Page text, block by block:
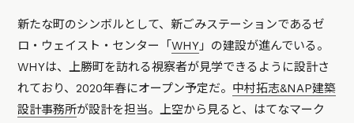
新たな町のシンボルとして、新ごみステーションであるゼ
ロ・ウェイスト・センター「WHY 」の建設が進んでいる。
WHYは、上勝町を訪れる視察者が見学できるように設計さ
れており、2020年春にオープン予定だ。 中村拓志&NAP建築
設計事務所が設計を担当。上空から見ると、はてなマーク